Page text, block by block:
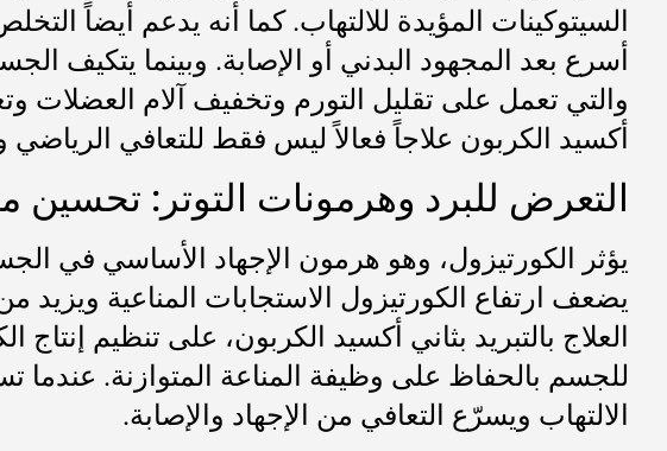
السيتوكينات المؤيدة للالتهاب. كما أنه يدعم أيضاً
أسرع بعد المجهود البدني أو الإصابة. وبينما يتكيف
والتي تعمل على تقليل التورم وتخفيف آلام العضلات
أكسيد الكربون علاجاً فعالاً ليس فقط للتعافي الرياضي
التعرض للبرد وهرمونات التوتر: تحسين
يؤثر الكورتيزول، وهو هرمون الإجهاد الأساسي في
يضعف ارتفاع الكورتيزول الاستجابات المناعية ويزيد
العلاج بالتبريد بثاني أكسيد الكربون، على تنظيم
للجسم بالحفاظ على وظيفة المناعة المتوازنة. عندما
الالتهاب ويسرّع التعافي من الإجهاد والإصابة.